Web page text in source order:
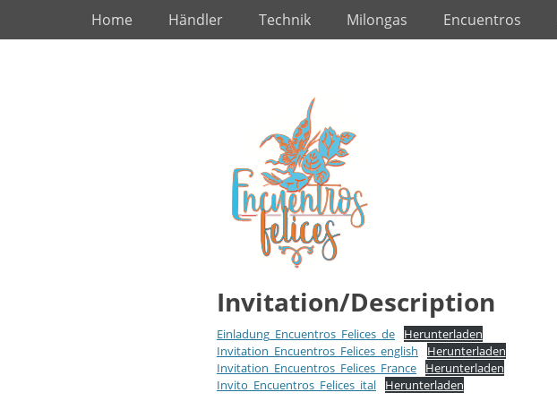
Primäres Menü
Zum
Inhalt
Home Händler Technik Milongas Encuentros
Invitation/Description
Einladung_Encuentros_Felices_de
Herunterladen
Invitation_Encuentros_Felices_english
Herunterladen
Invitation_Encuentros_Felices_France
Herunterladen
Invito_Encuentros_Felices_ital
Herunterladen